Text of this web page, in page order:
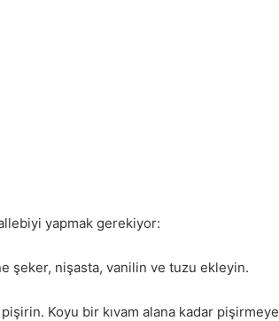
yapmak gerekiyor:
şeker, nişasta, vanilin ve tuzu ekleyin.
pişirin. Koyu bir kıvam alana kadar pişirmeye